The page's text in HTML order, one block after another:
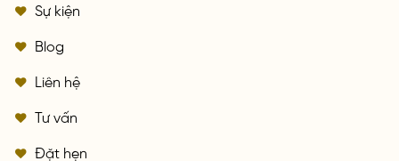
Sự kiện
Blog
Liên hệ
Tư vấn
Đặt hẹn